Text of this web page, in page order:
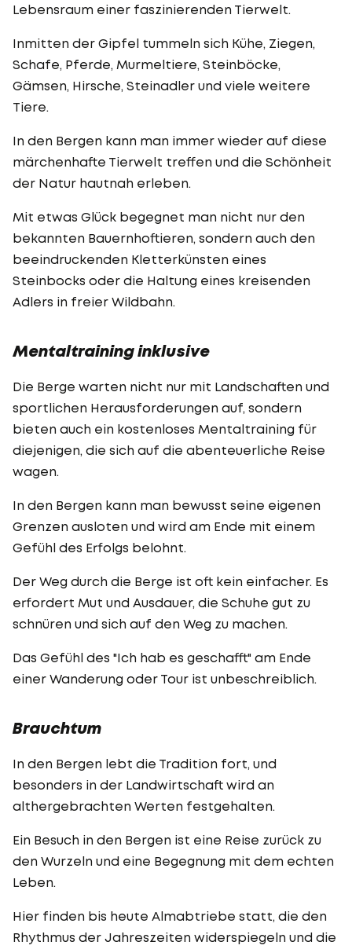
Lebensraum einer faszinierenden Tierwelt.
Inmitten der Gipfel tummeln sich Kühe, Ziegen,
Schafe, Pferde, Murmeltiere, Steinböcke,
Gämsen, Hirsche, Steinadler und viele weitere
Tiere.
In den Bergen kann man immer wieder auf diese
märchenhafte Tierwelt treffen und die Schönheit
der Natur hautnah erleben.
Mit etwas Glück begegnet man nicht nur den
bekannten Bauernhoftieren, sondern auch den
beeindruckenden Kletterkünsten eines
Steinbocks oder die Haltung eines kreisenden
Adlers in freier Wildbahn.
Mentaltraining inklusive
Die Berge warten nicht nur mit Landschaften und
sportlichen Herausforderungen auf, sondern
bieten auch ein kostenloses Mentaltraining für
diejenigen, die sich auf die abenteuerliche Reise
wagen.
In den Bergen kann man bewusst seine eigenen
Grenzen ausloten und wird am Ende mit einem
Gefühl des Erfolgs belohnt.
Der Weg durch die Berge ist oft kein einfacher. Es
erfordert Mut und Ausdauer, die Schuhe gut zu
schnüren und sich auf den Weg zu machen.
Das Gefühl des "Ich hab es geschafft" am Ende
einer Wanderung oder Tour ist unbeschreiblich.
Brauchtum
In den Bergen lebt die Tradition fort, und
besonders in der Landwirtschaft wird an
althergebrachten Werten festgehalten.
Ein Besuch in den Bergen ist eine Reise zurück zu
den Wurzeln und eine Begegnung mit dem echten
Leben.
Hier finden bis heute Almabtriebe statt, die den
Rhythmus der Jahreszeiten widerspiegeln und die